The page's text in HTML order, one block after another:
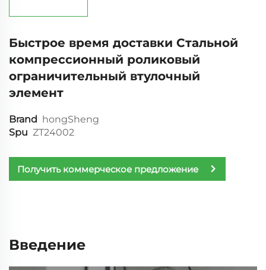
Быстрое время доставки Стальной
компрессионный роликовый
ограничительный втулочный
элемент
Brand
hongSheng
Spu ZT24002
Получить коммерческое предложение
Введение